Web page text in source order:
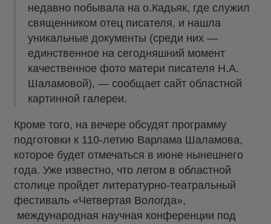
недавно побывала на о.Кадьяк, где служил
священником отец писателя, и нашла
уникальные документы (среди них —
единственное на сегодняшний момент
качественное фото матери писателя Н.А.
Шаламовой), — сообщает сайт областной
картинной галереи.
Кроме того, на вечере обсудят программу
подготовки к 110-летию Варлама Шаламова,
которое будет отмечаться в июне нынешнего
года. Уже известно, что летом в областной
столице пройдет литературно-театральный
фестиваль «Четвертая Вологда»,
международная научная конференции под